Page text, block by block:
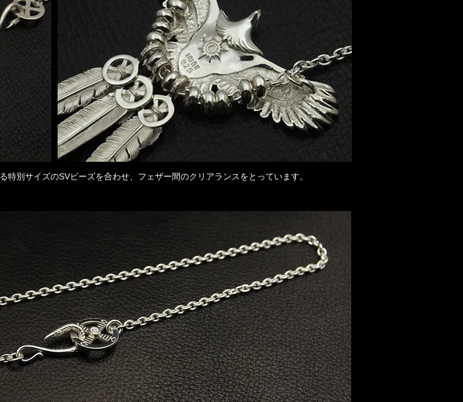
別サイズのSVビーズを合わせ、フェザー間のクリアランスをとっています。